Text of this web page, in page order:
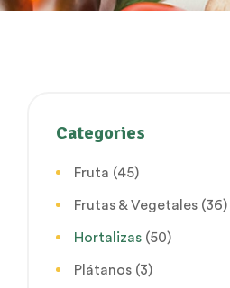
Categories
Fruta (45)
Frutas & Vegetales (36)
Hortalizas (50)
Plátanos (3)